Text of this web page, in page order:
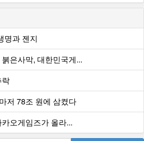
명과 젠지
은사막, 대한민국게...
락
저 78조 원에 삼켰다
오게임즈가 올라...